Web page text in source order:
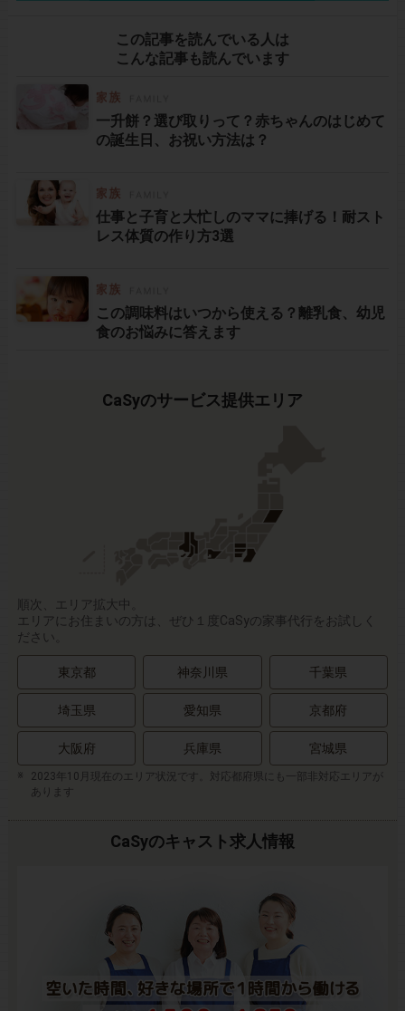
この記事を読んでいる人は
こんな記事も読んでいます
一升餅？選び取りって？赤ちゃんのはじめて
の誕生日、お祝い方法は？
仕事と子育と大忙しのママに捧げる！耐スト
レス体質の作り方3選
この調味料はいつから使える？離乳食、幼児
食のお悩みに答えます
CaSyのサービス提供エリア
順次、エリア拡大中。
エリアにお住まいの方は、ぜひ１度CaSyの家事代行をお試しく
ださい。
東京都 神奈川県 千葉県
埼玉県 愛知県 京都府
大阪府 兵庫県 宮城県
2023年10月現在のエリア状況です。対応都府県にも一部非対応エリアが
あります
CaSyのキャスト求人情報